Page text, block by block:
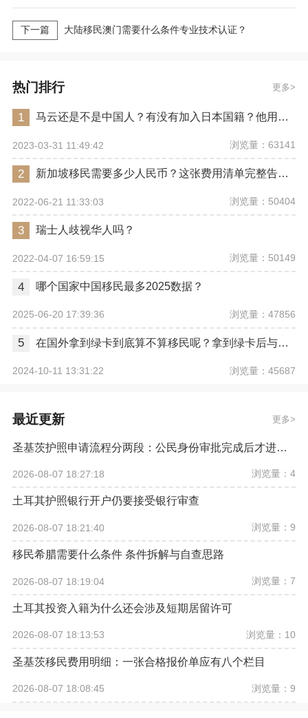
下一篇 大陆移民澳门需要什么条件专业技术认证？
热门排行 更多
1 马云还是不是中国人？有没有加入日本国籍？他用了哪些身份畅行世界？
2023-03-31 11:49:42 浏览量：63141
2 新加坡移民需要多少人民币？这张费用清单完整告诉你
2022-06-21 11:33:03 浏览量：50404
3 瑞士人歧视华人吗？
2022-04-07 16:59:15 浏览量：50149
4 哪个国家中国移民最多2025数据？
2025-06-20 17:39:36 浏览量：47856
5 在国外拿到绿卡到底算不算移民呢？拿到绿卡后与正式移民有哪些区别？
2024-10-11 13:31:22 浏览量：45687
最近更新 更多
圣基茨护照申请流程分两段：公民身份审批完成后才进入证件程序
2026-08-07 18:27:18 浏览量：4
土耳其护照银行开户仍要接受银行审查
2026-08-07 18:21:40 浏览量：9
移民希腊需要什么条件 条件拆解与自查思路
2026-08-07 18:19:04 浏览量：7
土耳其投资入籍为什么还会涉及短期居留许可
2026-08-07 18:13:53 浏览量：10
圣基茨移民费用明细：一张合格报价单应有八个栏目
2026-08-07 18:08:45 浏览量：9